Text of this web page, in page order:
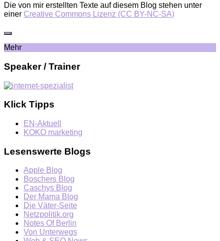
Die von mir erstellten Texte auf diesem Blog stehen unter
einer Creative Commons Lizenz (CC BY-NC-SA)
Mehr
Speaker / Trainer
Klick Tipps
EN-Aktuell
KOKO marketing
Lesenswerte Blogs
Apple Blog
Boschers Blog
Caschys Blog
Der Mama Blog
Die Väter-Seite
Netzpolitik.org
Notes Of Berlin
Von Unterwegs